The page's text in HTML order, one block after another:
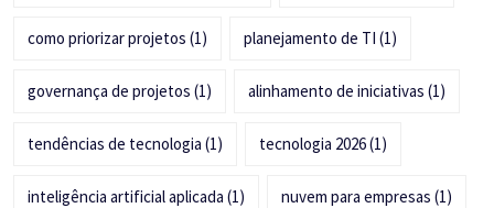
como priorizar projetos (1) planejamento de TI (1)
governança de projetos (1) alinhamento de iniciativas (1)
tendências de tecnologia (1) tecnologia 2026(1)
inteligência artificial aplicada (1) nuvem para empresas (1)